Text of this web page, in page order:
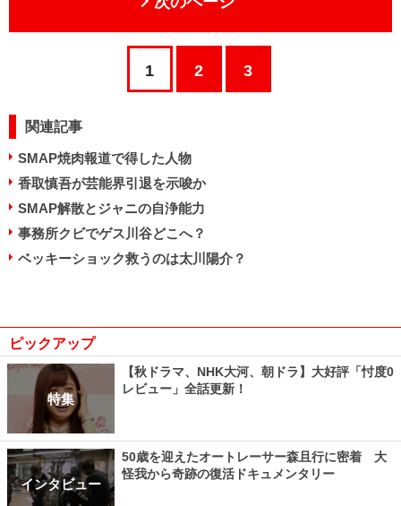
1 2 3
関連記事
SMAP焼肉報道で得した人物
香取慎吾が芸能界引退を示唆か
SMAP解散とジャニの自浄能力
事務所クビでゲス川谷どこへ？
ベッキーショック救うのは太川陽介？
ピックアップ
特集
【秋ドラマ、NHK大河、朝ドラ】大好評「忖度0
レビュー」全話更新！
インタビュー
50歳を迎えたオートレーサー森且行に密着 大
怪我から奇跡の復活ドキュメンタリー